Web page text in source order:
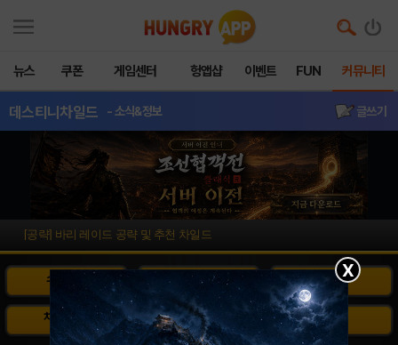
뉴스 쿠폰 게임센터 헝앱샵 이벤트 FUN 커뮤니티
데스티니차일드 - 소식&정보 글쓰기
[공략] 바리 레이드 공략 및 추천 차일드
소식&정보 이벤트 소환 시뮬
차일드 정보 아이템 정보 등급표
X